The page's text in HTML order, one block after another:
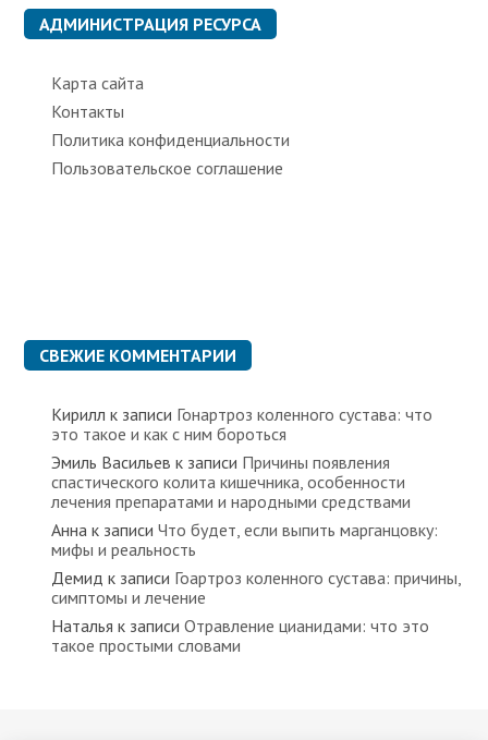
к
и АДМИНИСТРАЦИЯ РЕСУРСА
Карта сайта
Контакты
Политика конфиденциальности
Пользовательское соглашение
СВЕЖИЕ КОММЕНТАРИИ
Кирилл к записи Гонартроз коленного сустава: что
это такое и как с ним бороться
Эмиль Васильев к записи Причины появления
спастического колита кишечника, особенности
лечения препаратами и народными средствами
Анна к записиЧто будет, если выпить марганцовку:
мифы и реальность
Демид к записи Гоартроз коленного сустава: причины,
симптомы и лечение
Наталья к записиОтравление цианидами: что это
такое простыми словами